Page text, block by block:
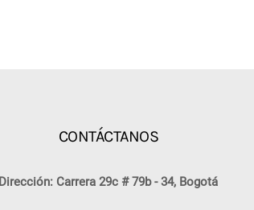
CONTÁCTANOS
Dirección: Carrera 29c # 79b - 34, Bogotá